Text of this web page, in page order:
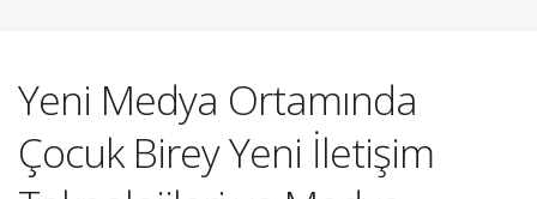
Yeni Medya Ortamında
Çocuk Birey Yeni İletişim